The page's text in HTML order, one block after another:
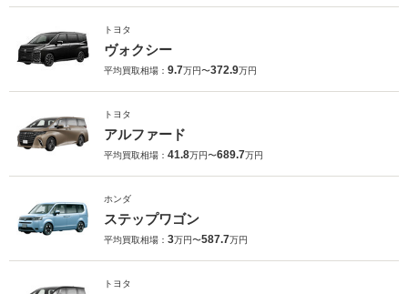
トヨタ
ヴォクシー
平均買取相場： 9.7万円〜372.9万円
トヨタ
アルファード
平均買取相場： 41.8万円〜689.7万円
ホンダ
ステップワゴン
平均買取相場： 3万円〜587.7万円
トヨタ